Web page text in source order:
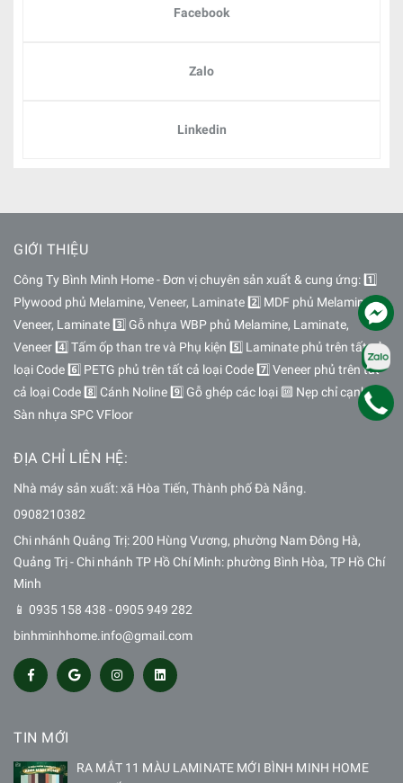
Facebook
Zalo
Linkedin
GIỚI THIỆU
Công Ty Bình Minh Home - Đơn vị chuyên sản xuất & cung ứng: 1️⃣
Plywood phủ Melamine, Veneer, Laminate 2️⃣ MDF phủ Melamine,
Veneer, Laminate 3️⃣ Gỗ nhựa WBP phủ Melamine, Laminate,
Veneer 4️⃣ Tấm ốp than tre và Phụ kiện 5️⃣ Laminate phủ trên tất cả
loại Code 6️⃣ PETG phủ trên tất cả loại Code 7️⃣ Veneer phủ trên tất
cả loại Code 8️⃣ Cánh Noline 9️⃣ Gỗ ghép các loại 🔟 Nẹp chỉ cạnh 🔽
Sàn nhựa SPC VFloor
ĐỊA CHỈ LIÊN HỆ:
Nhà máy sản xuất: xã Hòa Tiến, Thành phố Đà Nẵng.
0908210382
Chi nhánh Quảng Trị: 200 Hùng Vương, phường Nam Đông Hà,
Quảng Trị - Chi nhánh TP Hồ Chí Minh: phường Bình Hòa, TP Hồ Chí
Minh
📱 0935 158 438 - 0905 949 282
binhminhhome.info@gmail.com
TIN MỚI
RA MẮT 11 MÀU LAMINATE MỚI BÌNH MINH HOME